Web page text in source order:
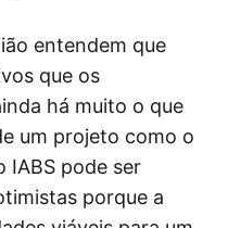
entendem que
que os
há muito o que
um projeto como o
IABS pode ser
porque a